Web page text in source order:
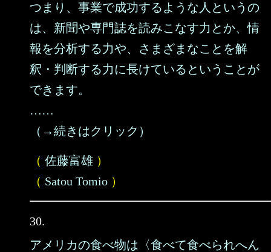
つまり、事業で成功するような人というの
は、新聞や専門誌を読みこなす力とか、情
報を分析する力や、さまざまなことを解
釈・判断する力に長けているということが
できます。
……
（→続きはクリック）
（ 佐藤富雄 ）
（ Satou Tomio ）
30.
アメリカの食べ物は〈食べて食べられへん